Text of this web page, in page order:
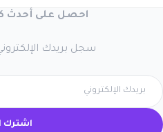
احصل على أحدث
سجل بريدك
اشترك